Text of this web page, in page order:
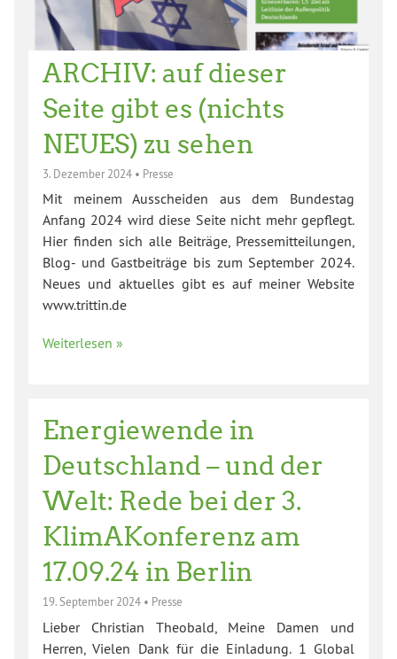
ARCHIV: auf dieser
Seite gibt es (nichts
NEUES) zu sehen
3. Dezember 2024 • Presse
Mit meinem Ausscheiden aus dem Bundestag
Anfang 2024 wird diese Seite nicht mehr gepflegt.
Hier finden sich alle Beiträge, Pressemitteilungen,
Blog- und Gastbeiträge bis zum September 2024.
Neues und aktuelles gibt es auf meiner Website
www.trittin.de
Weiterlesen »
Energiewende in
Deutschland – und der
Welt: Rede bei der 3.
KlimAKonferenz am
17.09.24 in Berlin
19. September 2024 • Presse
Lieber Christian Theobald, Meine Damen und
Herren, Vielen Dank für die Einladung. 1 Global